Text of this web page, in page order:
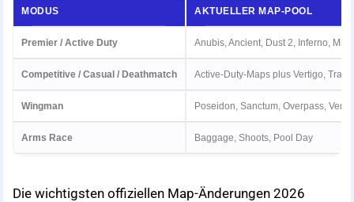
MODUS AKTUELLER MAP-POOL
Premier / Active Duty Anubis, Ancient, Dust 2, Inferno,
Competitive / Casual / Deathmatch Active-Duty-Maps plus Vertigo,
Wingman Poseidon, Sanctum, Overpass,
Arms Race Baggage, Shoots, Pool Day
Die wichtigsten offiziellen Map-Änderungen 2026